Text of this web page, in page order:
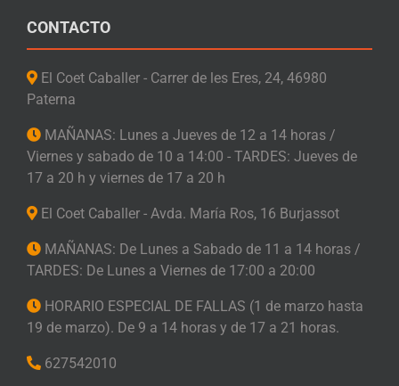
CONTACTO
El Coet Caballer - Carrer de les Eres, 24, 46980
Paterna
MAÑANAS: Lunes a Jueves de 12 a 14 horas /
Viernes y sabado de 10 a 14:00 - TARDES: Jueves de
17 a 20 h y viernes de 17 a 20 h
El Coet Caballer - Avda. María Ros, 16 Burjassot
MAÑANAS: De Lunes a Sabado de 11 a 14 horas /
TARDES: De Lunes a Viernes de 17:00 a 20:00
HORARIO ESPECIAL DE FALLAS (1 de marzo hasta
19 de marzo). De 9 a 14 horas y de 17 a 21 horas.
627542010